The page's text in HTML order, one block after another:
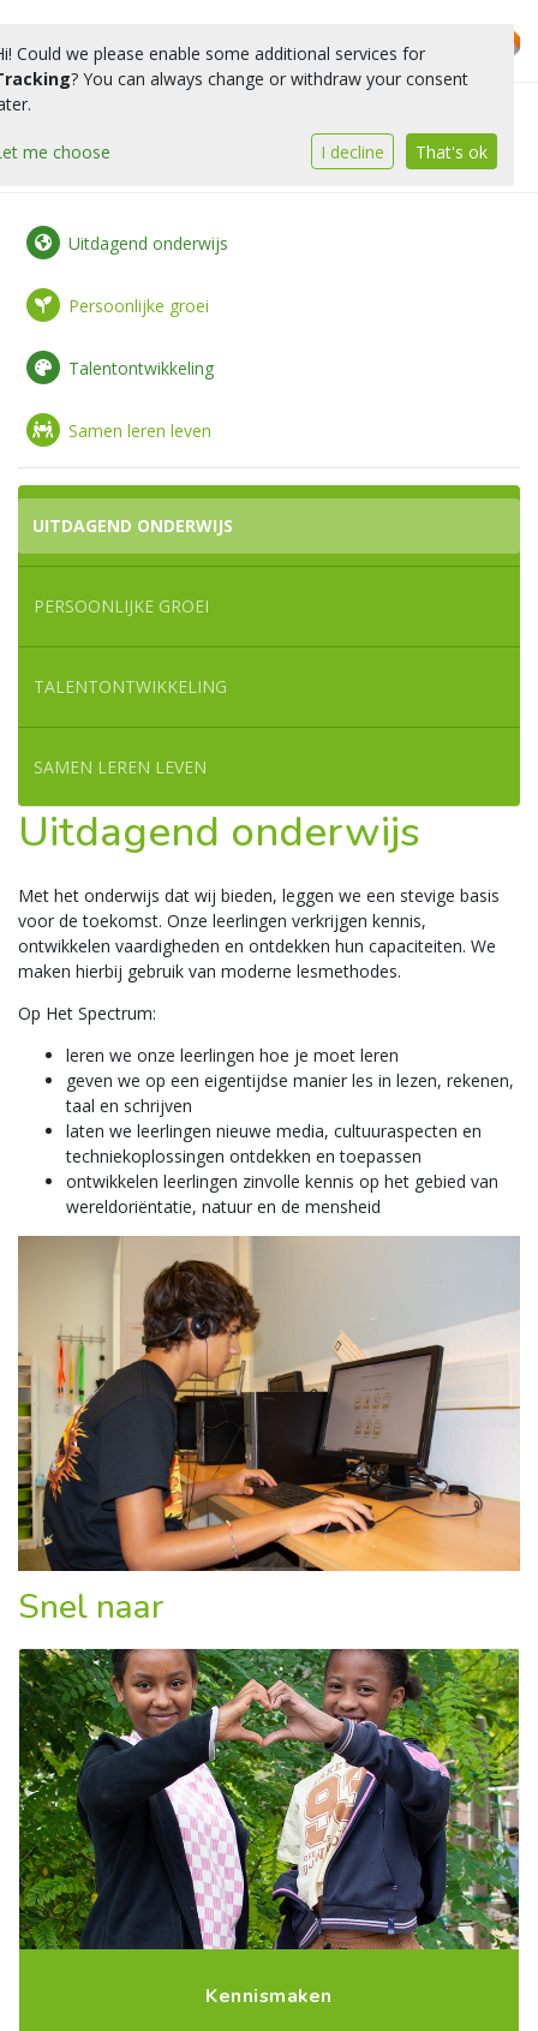
Toggle
Uitdagend onderwijs
Persoonlijke groei
Talentontwikkeling
Samen leren leven
UITDAGEND ONDERWIJS
PERSOONLIJKE GROEI
TALENTONTWIKKELING
SAMEN LEREN LEVEN
Uitdagend onderwijs
Met het onderwijs dat wij bieden, leggen we een stevige basis
voor de toekomst. Onze leerlingen verkrijgen kennis,
ontwikkelen vaardigheden en ontdekken hun capaciteiten. We
maken hierbij gebruik van moderne lesmethodes.
Op Het Spectrum:
leren we onze leerlingen hoe je moet leren
geven we op een eigentijdse manier les in lezen, rekenen,
taal en schrijven
laten we leerlingen nieuwe media, cultuuraspecten en
techniekoplossingen ontdekken en toepassen
ontwikkelen leerlingen zinvolle kennis op het gebied van
wereldoriëntatie, natuur en de mensheid
Snel naar
Kennismaken
Could we please enable some additional services for
? You can always change or withdraw your consent
me choose I decline That's ok